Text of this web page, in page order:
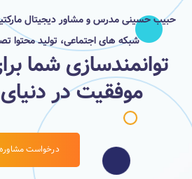
حبیب حسینی مدرس و مشاور دیجیتال
شبکه های اجتماعی، تولید محتوا
توانمندسازی شما
موفقیت در
درخواست مشاوره